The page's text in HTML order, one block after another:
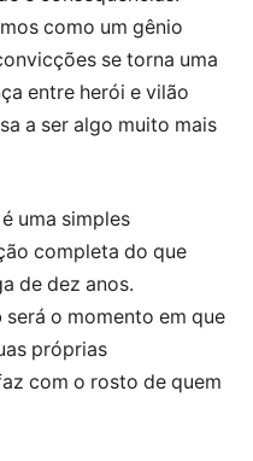
como um gênio
se torna uma
entre herói e vilão
a ser algo muito mais
uma simples
completa do que
de dez anos.
será o momento em que
próprias
com o rosto de quem